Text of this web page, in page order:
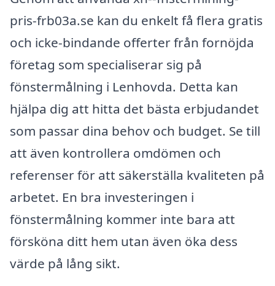
pris-frb03a.se kan du enkelt få flera gratis
och icke-bindande offerter från fornöjda
företag som specialiserar sig på
fönstermålning i Lenhovda. Detta kan
hjälpa dig att hitta det bästa erbjudandet
som passar dina behov och budget. Se till
att även kontrollera omdömen och
referenser för att säkerställa kvaliteten på
arbetet. En bra investeringen i
fönstermålning kommer inte bara att
försköna ditt hem utan även öka dess
värde på lång sikt.